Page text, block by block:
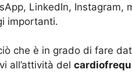
LinkedIn, Instagram,
importanti.
che è in grado di fare
all’attività del c